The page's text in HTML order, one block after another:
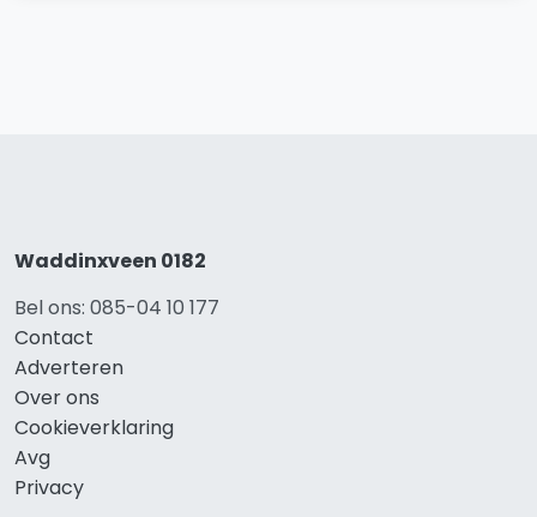
Waddinxveen 0182
Bel ons: 085-04 10 177
Contact
Adverteren
Over ons
Cookieverklaring
Avg
Privacy